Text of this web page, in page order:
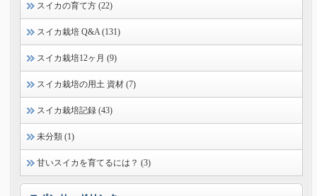
スイカの育て方 (22)
スイカ栽培 Q&A (131)
スイカ栽培12ヶ月 (9)
スイカ栽培の用土 資材 (7)
スイカ栽培記録 (43)
未分類 (1)
甘いスイカを育てるには？ (3)